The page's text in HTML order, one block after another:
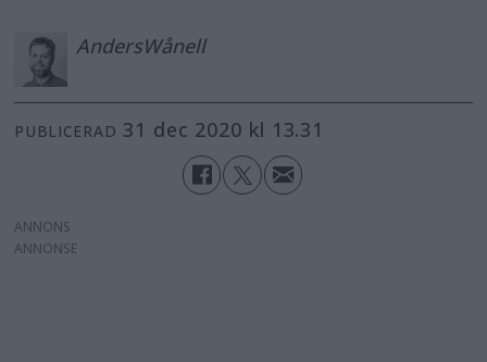
AndersWånell
PUBLICERAD 31 dec 2020 kl 13.31
ANNONS